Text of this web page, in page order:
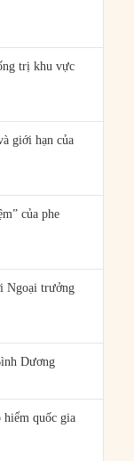
trị khu vực
giới hạn của
của phe
Ngoại trưởng
Dương
hiểm quốc gia